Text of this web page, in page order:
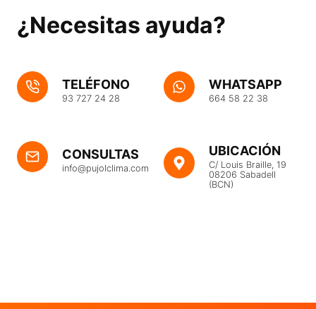
¿Necesitas ayuda?
TELÉFONO
93 727 24 28
WHATSAPP
664 58 22 38
CONSULTAS
info@pujolclima.com
UBICACIÓN
C/ Louis Braille, 19
08206 Sabadell
(BCN)